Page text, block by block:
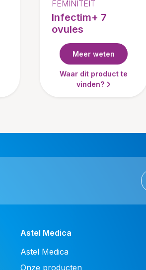
FEMINITEIT
Infectim+ 7
ovules
Meer weten
Waar dit product te
vinden?
Astel Medica
Astel Medica
Onze producten